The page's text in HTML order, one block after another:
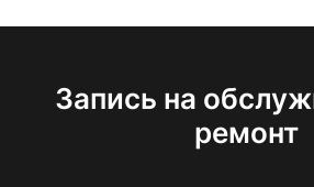
Запись на
ремонт